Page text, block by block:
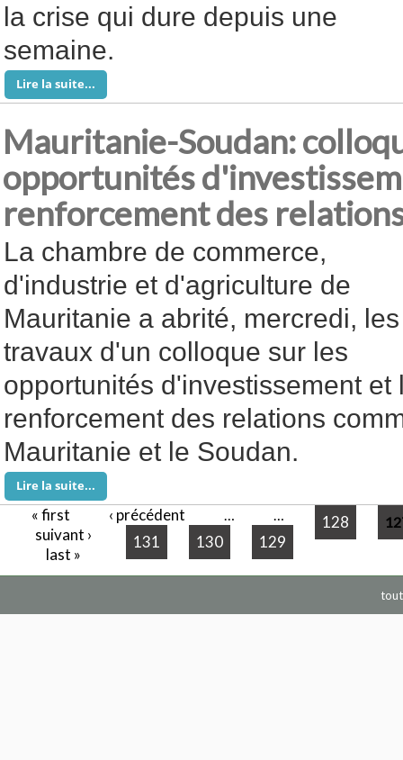
la crise qui dure depuis une
semaine.
Lire la suite...
Mauritanie-Soudan:
opportunités
renforcement des
La chambre de commerce,
d'industrie et d'agriculture de
Mauritanie a abrité, mercredi, les
travaux d'un colloque sur les
opportunités d'investissement et
renforcement des relations
Mauritanie et le Soudan.
Lire la suite...
Pages« first ‹ précédent …
128
129
130
131
…
suivant ›
last »